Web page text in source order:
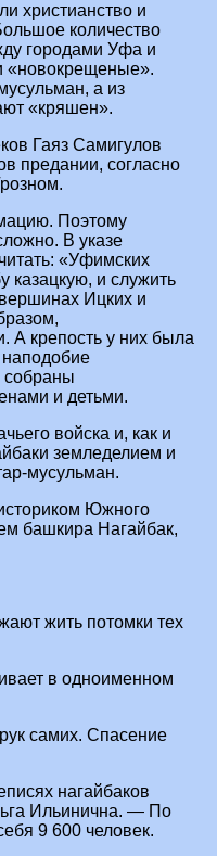
христианство и
количество
городами Уфа и
«новокрещеные».
а из
«кряшен».
Гаяз Самигулов
предании, согласно
Поэтому
В указе
«Уфимских
казацкую, и служить
Ицких и
А крепость у них была
собраны
и детьми.
войска и, как и
земледелием и
мусульман.
Южного
башкира Нагайбак,
жить потомки тех
в одноименном
самих. Спасение
нагайбаков
Ильинична. — По
9 600 человек.